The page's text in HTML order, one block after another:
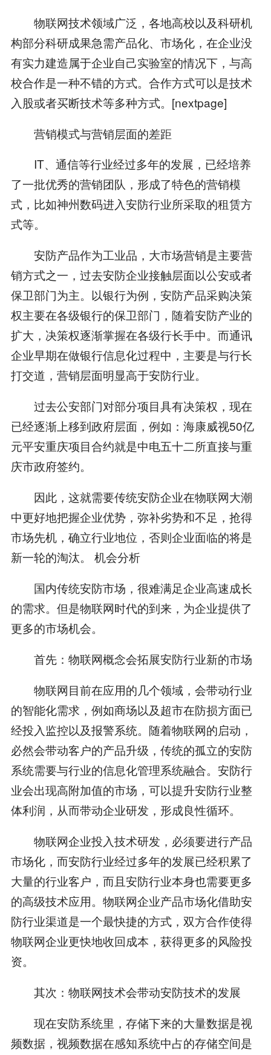
物联网技术领域广泛，各地高校以及科研机
构部分科研成果急需产品化、市场化，在企业没
有实力建造属于企业自己实验室的情况下，与高
校合作是一种不错的方式。合作方式可以是技术
入股或者买断技术等多种方式。[nextpage]
营销模式与营销层面的差距
IT、通信等行业经过多年的发展，已经培养
了一批优秀的营销团队，形成了特色的营销模
式，比如神州数码进入安防行业所采取的租赁方
式等。
安防产品作为工业品，大市场营销是主要营
销方式之一，过去安防企业接触层面以公安或者
保卫部门为主。以银行为例，安防产品采购决策
权主要在各级银行的保卫部门，随着安防产业的
扩大，决策权逐渐掌握在各级行长手中。而通讯
企业早期在做银行信息化过程中，主要是与行长
打交道，营销层面明显高于安防行业。
过去公安部门对部分项目具有决策权，现在
已经逐渐上移到政府层面，例如：海康威视50亿
元平安重庆项目合约就是中电五十二所直接与重
庆市政府签约。
因此，这就需要传统安防企业在物联网大潮
中更好地把握企业优势，弥补劣势和不足，抢得
市场先机，确立行业地位，否则企业面临的将是
新一轮的淘汰。 机会分析
国内传统安防市场，很难满足企业高速成长
的需求。但是物联网时代的到来，为企业提供了
更多的市场机会。
首先：物联网概念会拓展安防行业新的市场
物联网目前在应用的几个领域，会带动行业
的智能化需求，例如商场以及超市在防损方面已
经投入监控以及报警系统。随着物联网的启动，
必然会带动客户的产品升级，传统的孤立的安防
系统需要与行业的信息化管理系统融合。安防行
业会出现高附加值的市场，可以提升安防行业整
体利润，从而带动企业研发，形成良性循环。
物联网企业投入技术研发，必须要进行产品
市场化，而安防行业经过多年的发展已经积累了
大量的行业客户，而且安防行业本身也需要更多
的高级技术应用。物联网企业产品市场化借助安
防行业渠道是一个最快捷的方式，双方合作使得
物联网企业更快地收回成本，获得更多的风险投
资。
其次：物联网技术会带动安防技术的发展
现在安防系统里，存储下来的大量数据是视
频数据，视频数据在感知系统中占的存储空间是